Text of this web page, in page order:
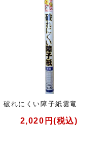
破れにくい障子紙雲竜
2,020円(税込)